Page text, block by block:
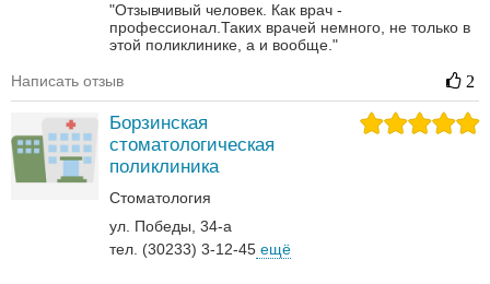
"Отзывчивый человек. Как врач -
профессионал.Таких врачей немного, не только в
этой поликлинике, а и вообще."
Написать отзыв 2
Борзинская
стоматологическая
поликлиника
Стоматология
ул. Победы, 34-а
тел. (30233) 3-12-45 ещё